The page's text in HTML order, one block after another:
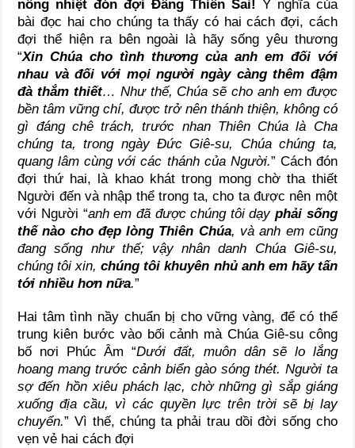
nồng nhiệt đón đợi Đấng Thiên Sai! Ý nghĩa của
bài đọc hai cho chúng ta thấy có hai cách đợi, cách
đợi thể hiện ra bên ngoài là hãy sống yêu thương
“Xin Chúa cho tình thương của anh em đối với
nhau và đối với mọi người ngày càng thêm đậm
đà thắm thiết… Như thế, Chúa sẽ cho anh em được
bền tâm vững chí, được trở nên thánh thiện, không có
gì đáng chê trách, trước nhan Thiên Chúa là Cha
chúng ta, trong ngày Đức Giê-su, Chúa chúng ta,
quang lâm cùng với các thánh của Người.” Cách đón
đợi thứ hai, là khao khát trong mong chờ tha thiết
Người đến và nhập thể trong ta, cho ta được nên một
với Người “anh em đã được chúng tôi dạyphải sống
thế nào cho đẹp lòng Thiên Chúa, và anh em cũng
đang sống như thế; vậy nhân danh Chúa Giê-su,
chúng tôi xin,chúng tôi khuyên nhủ anh em hãy tấn
tới nhiều hơn nữa.”
Hai tâm tình nầy chuẩn bị cho vững vàng, để có thể
trung kiên bước vào bối cảnh mà Chúa Giê-su công
bố nơi Phúc Âm “Dưới đất, muôn dân sẽ lo lắng
hoang mang trước cảnh biển gào sóng thét. Người ta
sợ đến hồn xiêu phách lạc, chờ những gì sắp giáng
xuống địa cầu, vì các quyền lực trên trời sẽ bị lay
chuyển.” Vì thế, chúng ta phải trau dồi đời sống cho
vẹn vẻ hai cách đợi